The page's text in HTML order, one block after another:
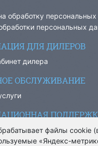
обработку
персональных
ДЛЯ ДИЛЕРОВ
дилера
ОБСЛУЖИВАНИЕ
файлы cookie
«Яндекс-